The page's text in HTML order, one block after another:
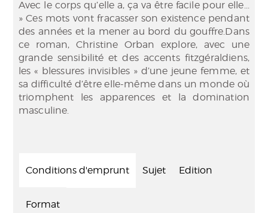
Avec le corps qu’elle a, ça va être facile pour elle...
» Ces mots vont fracasser son existence pendant
des années et la mener au bord du gouffre.Dans
ce roman, Christine Orban explore, avec une
grande sensibilité et des accents fitzgéraldiens,
les « blessures invisibles » d’une jeune femme, et
sa difficulté d’être elle-même dans un monde où
triomphent les apparences et la domination
masculine.
Conditions d'emprunt Sujet Edition
Format